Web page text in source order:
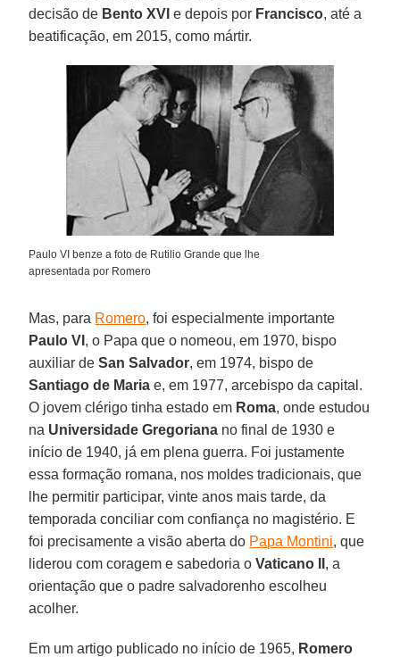
decisão de Bento XVI e depois por Francisco, até a
beatificação, em 2015, como mártir.
Paulo VI benze a foto de Rutilio Grande que lhe
apresentada por Romero
Mas, para Romero, foi especialmente importante
Paulo VI , o Papa que o nomeou, em 1970, bispo
auxiliar deSan Salvador, em 1974, bispo de
Santiago de Maria e, em 1977, arcebispo da capital.
O jovem clérigo tinha estado em Roma, onde estudou
na Universidade Gregoriana no final de 1930 e
início de 1940, já em plena guerra. Foi justamente
essa formação romana, nos moldes tradicionais, que
lhe permitir participar, vinte anos mais tarde, da
temporada conciliar com confiança no magistério. E
foi precisamente a visão aberta do Papa Montini, que
liderou com coragem e sabedoria oVaticano II , a
orientação que o padre salvadorenho escolheu
acolher.
Em um artigo publicado no início de 1965, Romero